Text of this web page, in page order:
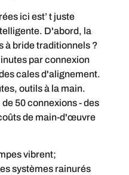
ici est’ t juste
D'abord, la
à bride traditionnels ?
par connexion
cales d'alignement.
outils à la main.
50 connexions - des
de main-d'œuvre
vibrent;
systèmes rainurés